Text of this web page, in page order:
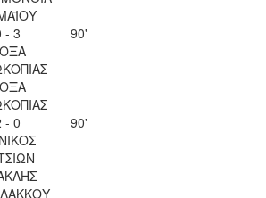
- 3
90'
- 0
90'